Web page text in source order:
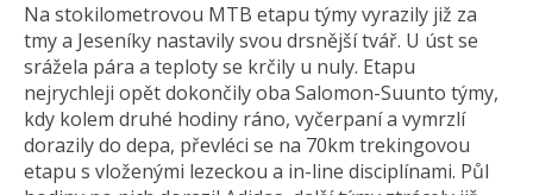
Na stokilometrovou MTB etapu týmy vyrazily již za
tmy a Jeseníky nastavily svou drsnější tvář. U úst se
srážela pára a teploty se krčily u nuly. Etapu
nejrychleji opět dokončily oba Salomon-Suunto týmy,
kdy kolem druhé hodiny ráno, vyčerpaní a vymrzlí
dorazily do depa, převléci se na 70km trekingovou
etapu s vloženými lezeckou a in-line disciplínami. Půl